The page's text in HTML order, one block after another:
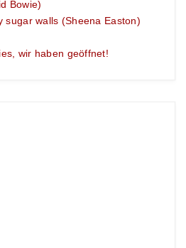
Bowie)
sugar walls (Sheena Easton)
wir haben geöffnet!